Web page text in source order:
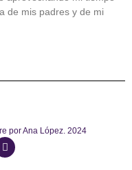
de mis padres y de mi
por Ana López. 2024